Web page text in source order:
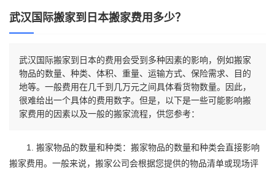
武汉国际搬家到日本搬家费用多少？
武汉国际搬家到日本的费用会受到多种因素的影响，例如搬家
物品的数量、种类、体积、重量、运输方式、保险需求、目的
地等。一般费用在几千到几万元之间具体看货物数量。因此，
很难给出一个具体的费用数字。但是，以下是一些可能影响搬
家费用的因素以及一般的搬家流程，供您参考：
1. 搬家物品的数量和种类：搬家物品的数量和种类会直接影响
搬家费用。一般来说，搬家公司会根据您提供的物品清单或现场评